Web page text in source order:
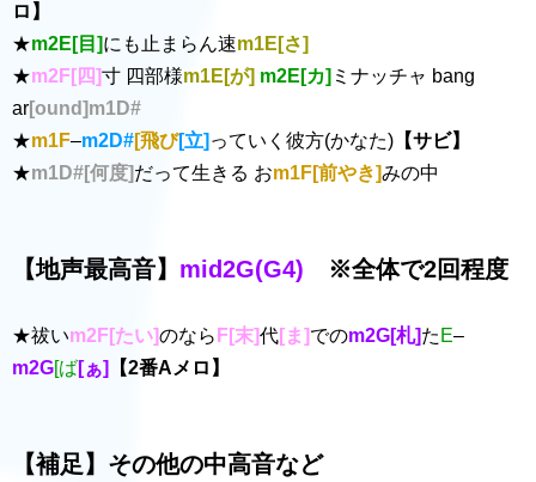
ロ】
★m2E[目]にも止まらん速m1E[さ]
★m2F[四]寸 四部様m1E[が] m2E[カ] ミナッチャ bang
ar[ound]m1D#
★m1F–m2D#[飛び[立] っていく彼方(かなた) 【サビ】
★m1D#[何度]だって生きる おm1F[前やき]みの中
【地声最高音】 mid2G(G4) ※全体で2回程度
★祓いm2F[たい]のなら F[末]代[ま]でのm2G[札]た E–
m2G[ば[ぁ] 【2番Aメロ】
【補足】その他の中高音など